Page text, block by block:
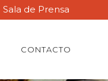
Sala de Prensa
CONTACTO